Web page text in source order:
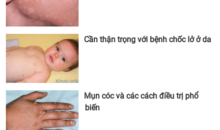
Cần thận trọng với bệnh chốc lở ở da
Mụn cóc và các cách điều trị phổ
biến